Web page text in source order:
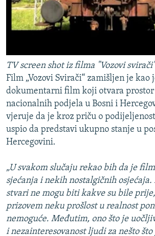
TV screen shot iz filma "Vozovi svirači"
Film „Vozovi Svirači“ zamišljen je
dokumentarni film koji otvara prostor
nacionalnih podjela u Bosni i
vjeruje da je kroz priču o
uspio da predstavi ukupno stanje u
Hercegovini.
„U svakom slučaju rekao bih da je
sjećanja i nekih nostalgičnih osjećaja.
stvari ne mogu biti kakve su bile
prizovem neku prošlost u realnost
nemoguće. Međutim, ono što je
i nezainteresovanost ljudi za nešto